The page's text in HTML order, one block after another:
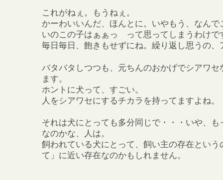
これがねぇ。もうねぇ。
かーわいいんだ、ほんとに。いやもう、なんで
いのこの子はぁぁっ って思ってしまうわけで
毎日毎日、飽きもせずにね。繰り返し思うの、
バタバタしつつも、元ちんのおかげでシアワセ
ます。
ホントに犬って、すごい。
人をシアワセにするチカラを持ってますよね。
それは犬にとっても多分同じで・・・いや、も
なのかな、人は。
飼われている犬にとって、飼い主の存在という
て」に近い存在なのかもしれません。